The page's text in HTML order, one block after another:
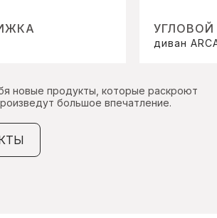
УГЛОВОЙ
диван
новые продукты, которые раскроют
большое впечатление.